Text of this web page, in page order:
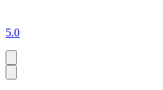
5.0